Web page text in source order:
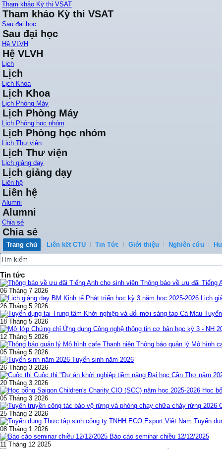
Tham khảo Kỳ thi VSAT
Tham khảo Kỳ thi VSAT
Sau đại học
Sau đại học
Hệ VLVH
Hệ VLVH
Lịch
Lịch
Lịch Khoa
Lịch Khoa
Lịch Phòng Máy
Lịch Phòng Máy
Lịch Phòng học nhóm
Lịch Phòng học nhóm
Lịch Thư viện
Lịch Thư viện
Lịch giảng dạy
Lịch giảng dạy
Liên hệ
Liên hệ
Alumni
Alumni
Chia sẻ
Chia sẻ
Trang chủ Liên kết CTU Tin Tức Giới thiệu Nghiên cứu
0
Tin tức
Thông báo về ưu đãi Tiếng
06 Tháng 7 2026
Lịch
26 Tháng 5 2026
18 Tháng 5 2026
12 Tháng 5 2026
Thông báo quản lý Mô hình
05 Tháng 5 2026
Tuyển sinh năm 2026
26 Tháng 3 2026
Cuộc thi "Dự án khởi nghiệp tiềm năng Đại học Cần Thơ năm
20 Tháng 3 2026
Học
05 Tháng 3 2026
25 Tháng 2 2026
Tuyển
08 Tháng 1 2026
Báo cáo seminar chiều 12/12/2025
11 Tháng 12 2025